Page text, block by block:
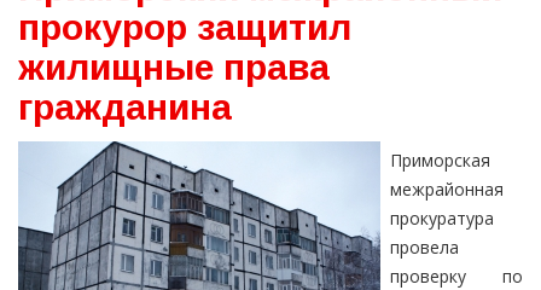
прокурор защитил
жилищные права
гражданина
Приморская
межрайонная
прокуратура
провела
проверку по